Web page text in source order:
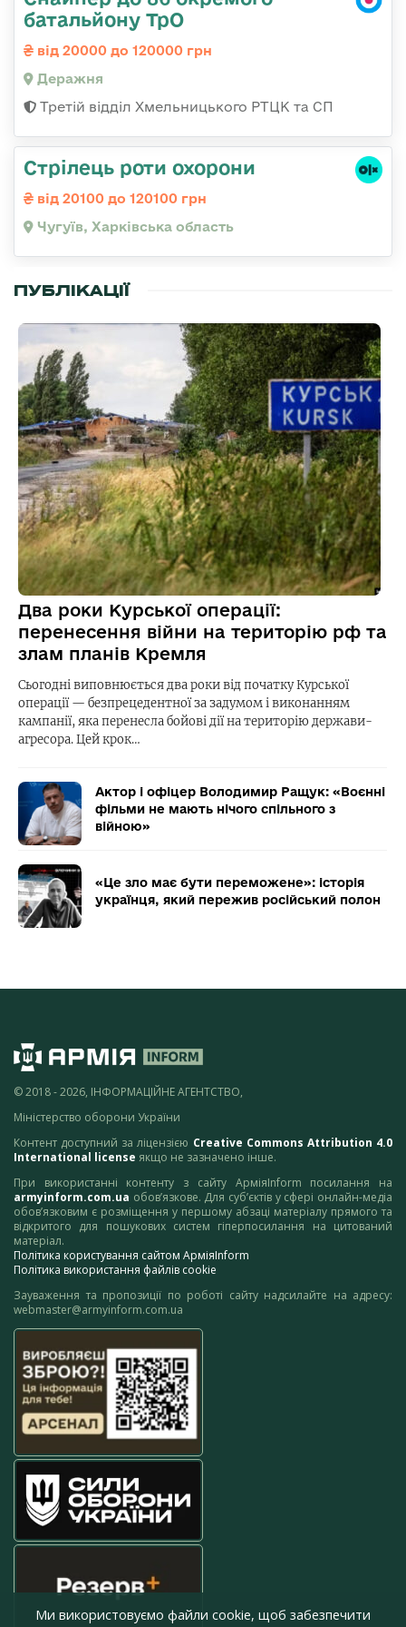
батальйону ТрО
від 20000 до 120000 грн
Деражня
Третій відділ Хмельницького РТЦК та СП
Стрілець роти охорони
від 20100 до 120100 грн
Чугуїв, Харківська область
ПУБЛІКАЦІЇ
Два роки Курської операції:
перенесення війни на територію рф та
злам планів Кремля
Сьогодні виповнюється два роки від початку Курської
операції — безпрецедентної за задумом і виконанням
кампанії, яка перенесла бойові дії на територію держави-
агресора. Цей крок…
Актор і офіцер Володимир Ращук: «Воєнні
фільми не мають нічого спільного з
війною»
«Це зло має бути переможене»: історія
українця, який пережив російський полон
© 2018 - 2026, ІНФОРМАЦІЙНЕ АГЕНТСТВО,
Міністерство оборони України
Контент доступний за ліцензією Creative Commons Attribution 4.0
International license якщо не зазначено інше.
При використанні контенту з сайту АрміяInform посилання на
armyinform.com.ua обов’язкове. Для суб’єктів у сфері онлайн-медіа
обов’язковим є розміщення у першому абзаці матеріалу прямого та
відкритого для пошукових систем гіперпосилання на цитований
матеріал.
Політика користування сайтом АрміяInform
Політика використання файлів cookie
Зауваження та пропозиції по роботі сайту надсилайте на адресу:
webmaster@armyinform.com.ua
Ми використовуємо файли cookie, щоб забезпечити